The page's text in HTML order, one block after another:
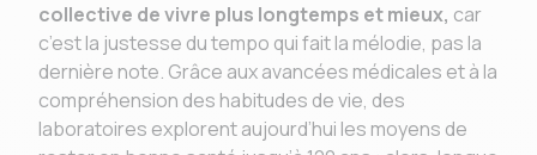
collective de vivre plus longtemps et mieux, car
c’est la justesse du tempo qui fait la mélodie, pas la
dernière note. Grâce aux avancées médicales et à la
compréhension des habitudes de vie, des
laboratoires explorent aujourd’hui les moyens de